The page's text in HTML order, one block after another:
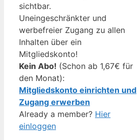
sichtbar.
Uneingeschränkter und
werbefreier Zugang zu allen
Inhalten über ein
Mitgliedskonto!
Kein Abo! (Schon ab 1,67€ für
den Monat):
Mitgliedskonto einrichten und
Zugang erwerben
Already a member? Hier
einloggen